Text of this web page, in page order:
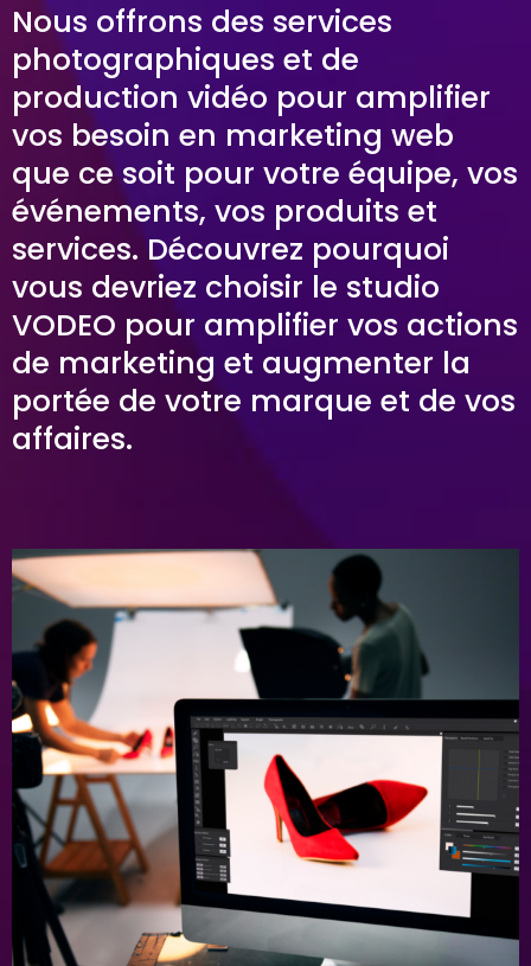
Nous offrons des services
photographiques et de
production vidéo pour amplifier
vos besoin en marketing web
que ce soit pour votre équipe, vos
événements, vos produits et
services. Découvrez pourquoi
vous devriez choisir le studio
VODEO pour amplifier vos actions
de marketing et augmenter la
portée de votre marque et de vos
affaires.